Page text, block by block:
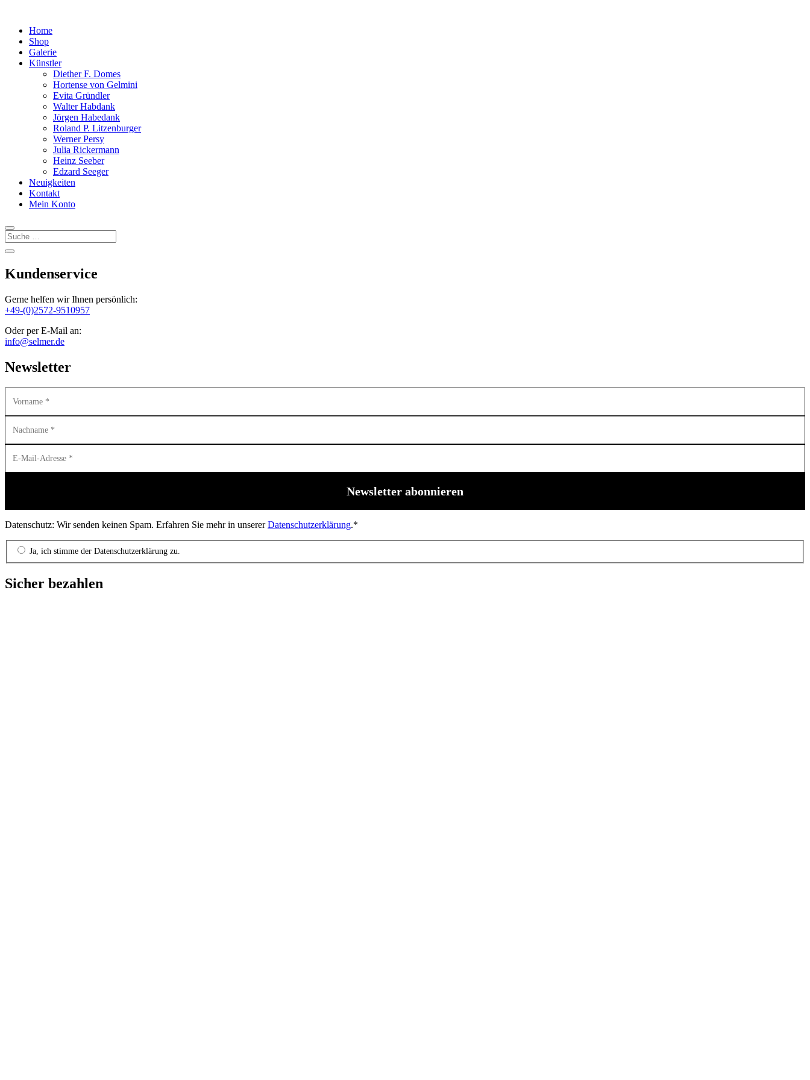
Home
Shop
Galerie
Künstler
Diether F. Domes
Hortense von Gelmini
Evita Gründler
Walter Habdank
Jörgen Habedank
Roland P. Litzenburger
Werner Persy
Julia Rickermann
Heinz Seeber
Edzard Seeger
Neuigkeiten
Kontakt
Mein Konto
Kundenservice
Gerne helfen wir Ihnen persönlich:
+49-(0)2572-9510957
Oder per E-Mail an:
info@selmer.de
Newsletter
Datenschutz: Wir senden keinen Spam. Erfahren Sie mehr in unsererDatenschutzerklärung.*
Ja, ich stimme der Datenschutzerklärung zu.
Sicher bezahlen